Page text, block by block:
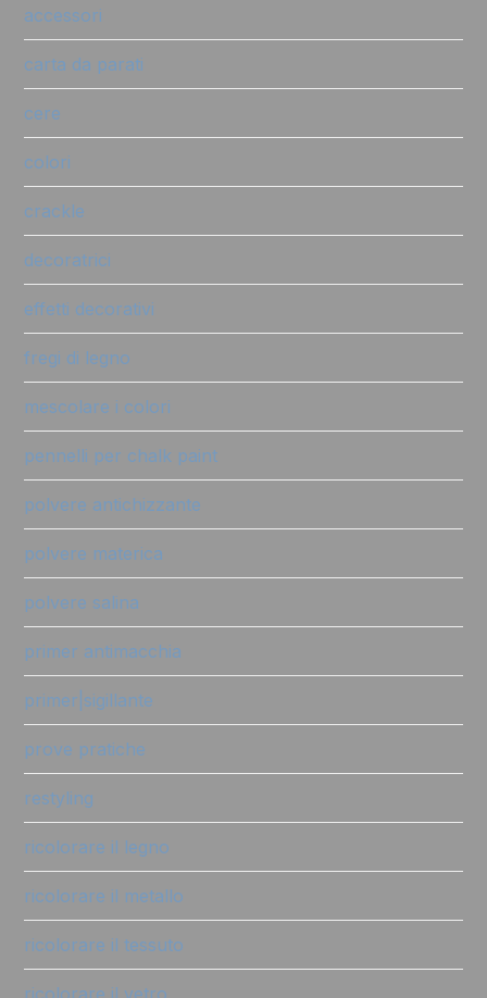
accessori
carta da parati
cere
colori
crackle
decoratrici
effetti decorativi
fregi di legno
mescolare i colori
pennelli per chalk paint
polvere antichizzante
polvere materica
polvere salina
primer antimacchia
primer|sigillante
prove pratiche
restyling
ricolorare il legno
ricolorare il metallo
ricolorare il tessuto
ricolorare il vetro